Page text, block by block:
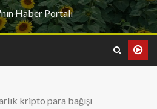
Haber Portalı
kripto para bağışı